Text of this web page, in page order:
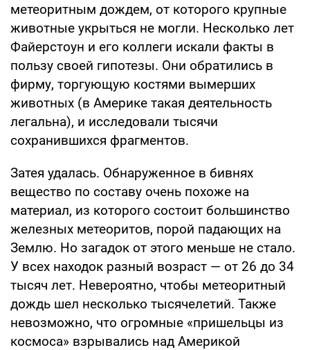
метеоритным дождем, от которого крупные
животные укрыться не могли. Несколько лет
Файерстоун и его коллеги искали факты в
пользу своей гипотезы. Они обратились в
фирму, торгующую костями вымерших
животных (в Америке такая деятельность
легальна), и исследовали тысячи
сохранившихся фрагментов.
Затея удалась. Обнаруженное в бивнях
вещество по составу очень похоже на
материал, из которого состоит большинство
железных метеоритов, порой падающих на
Землю. Но загадок от этого меньше не стало.
У всех находок разный возраст — от 26 до 34
тысяч лет. Невероятно, чтобы метеоритный
дождь шел несколько тысячелетий. Также
невозможно, что огромные «пришельцы из
космоса» взрывались над Америкой